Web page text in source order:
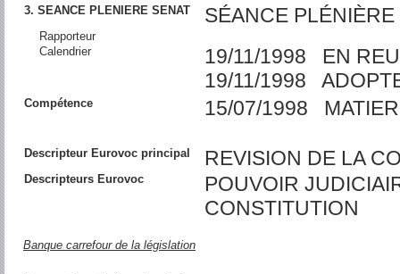
3. SEANCE PLENIERE SENAT SÉANCE
Rapporteur
Calendrier
19/11/1998 EN
19/11/1998
Compétence 15/07/1998
Descripteur Eurovoc principal REVISION DE LA
Descripteurs Eurovoc
POUVOIR
CONSTITUTION
Banque carrefour de la législation